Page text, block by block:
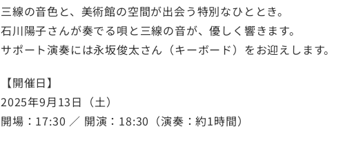
三線の音色と、美術館の空間が出会う特別なひととき。
石川陽子さんが奏でる唄と三線の音が、優しく響きます。
サポート演奏には永坂俊太さん（キーボード）をお迎えします。
【開催日】
2025年9月13日（土）
開場：17:30 ／ 開演：18:30（演奏：約1時間）